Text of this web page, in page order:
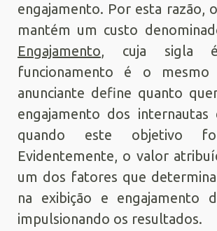
engajamento. Por esta razão, o
mantém um custo
Engajamento, cuja sigla
funcionamento é o
anunciante define quanto
engajamento dos internautas
quando este objetivo
Evidentemente, o valor
um dos fatores que
na exibição e engajamento
impulsionando os resultados.